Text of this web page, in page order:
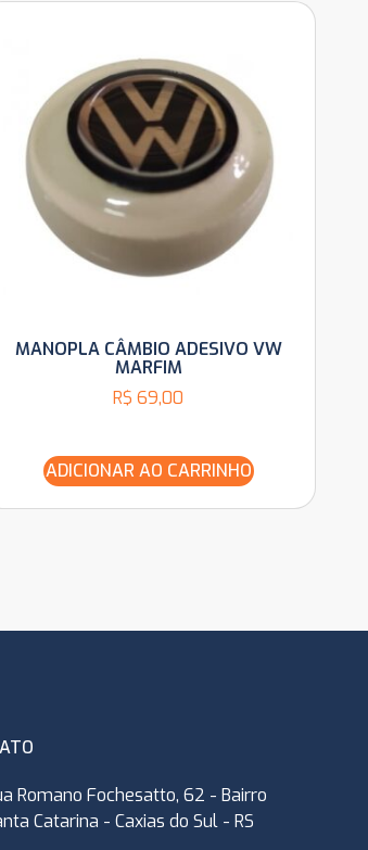
MANOPLA CÂMBIO ADESIVO VW
MARFIM
R$ 69,00
ADICIONAR AO CARRINHO
Romano Fochesatto, 62 - Bairro
Catarina - Caxias do Sul - RS